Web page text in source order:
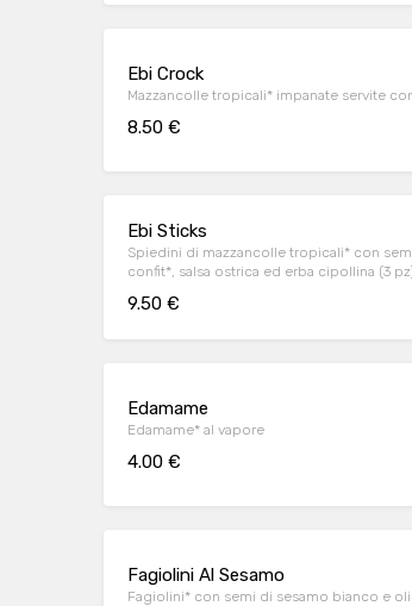
Ebi Crock
Mazzancolle tropicali* impanate servite
8.50 €
Ebi Sticks
Spiedini di mazzancolle tropicali* con
confit*, salsa ostrica ed erba cipollina (3
9.50 €
Edamame
Edamame* al vapore
4.00 €
Fagiolini Al Sesamo
Fagiolini* con semi di sesamo bianco e